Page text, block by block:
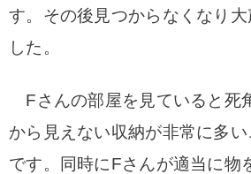
す。 その後見つからなくなり
した。
Fさんの部屋を見ていると死
から見えない収納が非常に多
です。
同時にFさんが適当に物